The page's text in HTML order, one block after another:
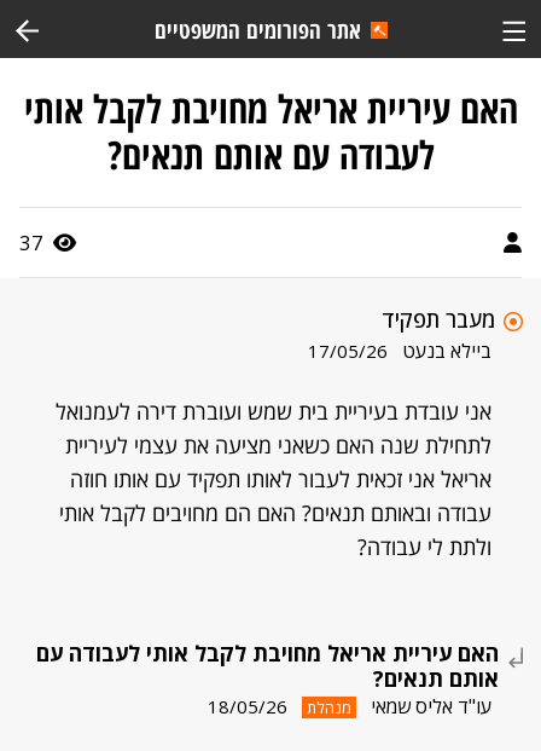
אתר הפורומים המשפטיים
האם עיריית אריאל מחויבת לקבל אותי
לעבודה עם אותם תנאים?
37
מעבר תפקיד
ביילא בנעט 17/05/26
אני עובדת בעיריית בית שמש ועוברת דירה לעמנואל
לתחילת שנה האם כשאני מציעה את עצמי לעיריית
אריאל אני זכאית לעבור לאותו תפקיד עם אותו חוזה
עבודה ובאותם תנאים? האם הם מחויבים לקבל אותי
ולתת לי עבודה?
האם עיריית אריאל מחויבת לקבל אותי לעבודה עם
אותם תנאים?
עו"ד אליס שמאי מנהלת 18/05/26